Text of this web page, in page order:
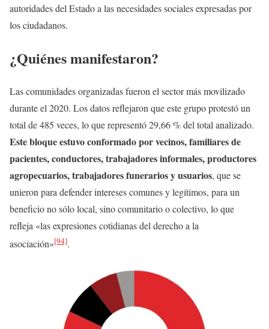
autoridades del Estado a las necesidades sociales expresadas por
los ciudadanos.
¿Quiénes manifestaron?
Las comunidades organizadas fueron el sector más movilizado
durante el 2020. Los datos reflejaron que este grupo protestó un
total de 485 veces, lo que representó 29,66 % del total analizado.
Este bloque estuvo conformado por vecinos, familiares de
pacientes, conductores, trabajadores informales, productores
agropecuarios, trabajadores funerarios y usuarios, que se
unieron para defender intereses comunes y legítimos, para un
beneficio no sólo local, sino comunitario o colectivo, lo que
refleja «las expresiones cotidianas del derecho a la
asociación»[94].